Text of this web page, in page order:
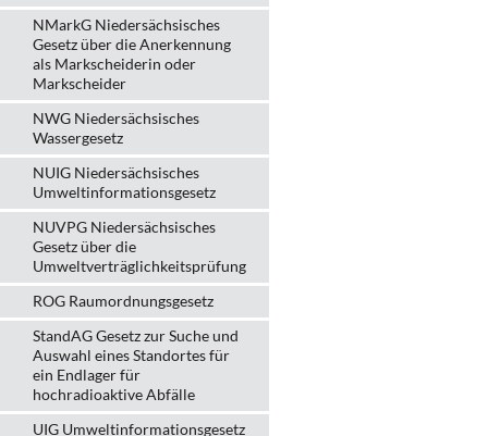
NMarkG Niedersächsisches
Gesetz über die Anerkennung
als Markscheiderin oder
Markscheider
NWG Niedersächsisches
Wassergesetz
NUIG Niedersächsisches
Umweltinformationsgesetz
NUVPG Niedersächsisches
Gesetz über die
Umweltverträglichkeitsprüfung
ROG Raumordnungsgesetz
StandAG Gesetz zur Suche und
Auswahl eines Standortes für
ein Endlager für
hochradioaktive Abfälle
UIG Umweltinformationsgesetz